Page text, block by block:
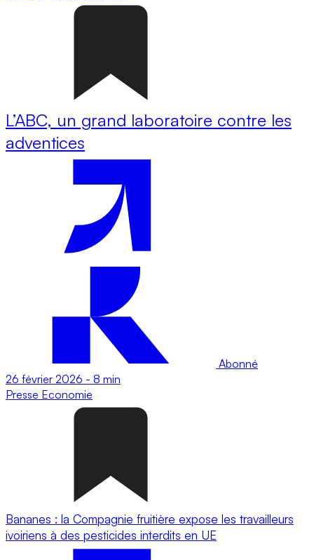
L’ABC, un grand laboratoire contre les
adventices
Abonné
26 février 2026 - 8 min
Presse Economie
Bananes : la Compagnie fruitière expose les travailleurs
ivoiriens à des pesticides interdits en UE